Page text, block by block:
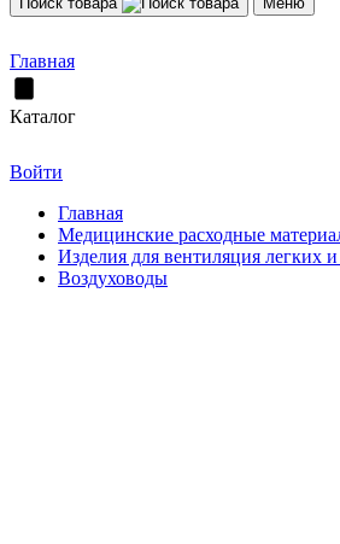
Главная
Каталог
Войти
Главная
Медицинские расходные
Изделия для вентиляция легких и
Воздуховоды